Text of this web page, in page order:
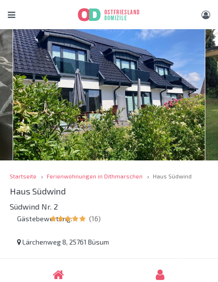
Startseite Ferienwohnungen in Dithmarschen Haus Südwind
Haus Südwind
Südwind Nr. 2
Gästebewertung: (16)
Lärchenweg 8, 25761 Büsum